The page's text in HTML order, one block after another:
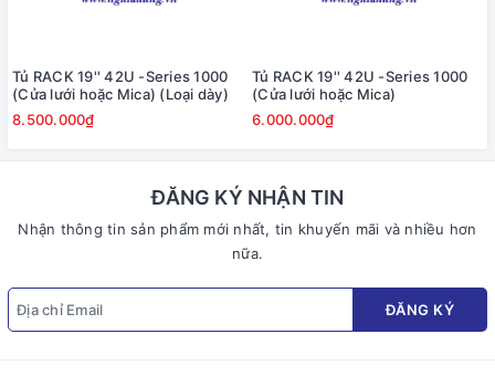
Tủ RACK 19'' 42U -Series 1000
(Cửa lưới hoặc Mica) (Loại dày)
8.500.000₫
Tủ RACK 19'' 42U -Series 1000
(Cửa lưới hoặc Mica)
6.000.000₫
ĐĂNG KÝ NHẬN TIN
Nhận thông tin sản phẩm mới nhất, tin khuyến mãi và nhiều hơn
nữa.
ĐĂNG KÝ